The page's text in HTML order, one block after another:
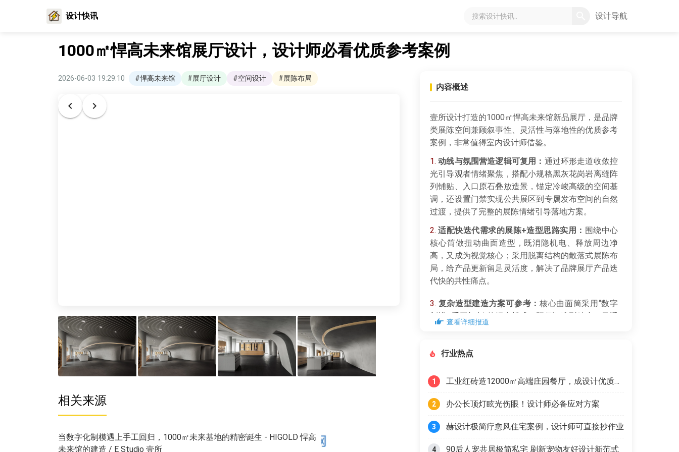
设计快讯 设计导航
1000㎡悍高未来馆展厅设计，设计师必看优质参考案例
2026-06-03 19:29:10 #悍高未来馆 #展厅设计 #空间设计 #展陈布局
相关来源
当数字化制模遇上手工回归，1000㎡未来基地的精密诞生 - HIGOLD 悍高
未来馆的建造 / E Studio 壹所
内容概述
壹所设计打造的1000㎡悍高未来馆新品展厅，是品牌
类展陈空间兼顾叙事性、灵活性与落地性的优质参考
案例，非常值得室内设计师借鉴。
1. 动线与氛围营造逻辑可复用： 通过环形走道收敛控
光引导观者情绪聚焦，搭配小规格黑灰花岗岩离缝阵
列铺贴、入口原石叠放造景，锚定冷峻高级的空间基
调，还设置门禁实现公共展区到专属发布空间的自然
过渡，提供了完整的展陈情绪引导落地方案。
2. 适配快迭代需求的展陈+造型思路实用： 围绕中心
核心筒做扭动曲面造型，既消隐机电、释放周边净
高，又成为视觉核心；采用脱离结构的散落式展陈布
局，给产品更新留足灵活度，解决了品牌展厅产品迭
代快的共性痛点。
3. 复杂造型建造方案可参考： 核心曲面筒采用“数字
制模+手工切割”的混合模式，既保证造型精度，又通
过分缝把控把受力逻辑转化为视觉韵律，给复杂异形
查看详细报道
行业热点
1 工业红砖造12000㎡高端庄园餐厅，成设计优质范本
2 办公长顶灯眩光伤眼！设计师必备应对方案
3 赫设计极简疗愈风住宅案例，设计师可直接抄作业
4 90后人宠共居极简私宅 刷新宠物友好设计新范式